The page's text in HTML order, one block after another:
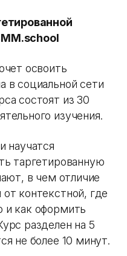
освоить
в социальной сети
состоят из 30
изучения.
научатся
таргетированную
в чем отличие
контекстной, где
и как оформить
разделен на 5
не более 10 минут.